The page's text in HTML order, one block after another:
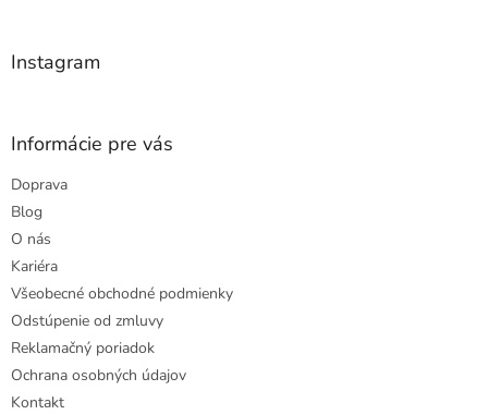
Instagram
Informácie pre vás
Doprava
Blog
O nás
Kariéra
Všeobecné obchodné podmienky
Odstúpenie od zmluvy
Reklamačný poriadok
Ochrana osobných údajov
Kontakt